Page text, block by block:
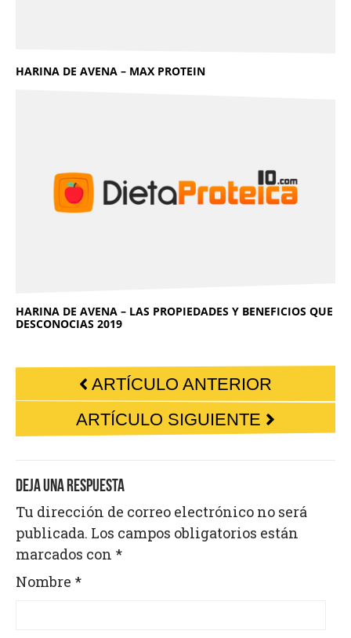
HARINA DE AVENA – MAX PROTEIN
HARINA DE AVENA – LAS PROPIEDADES Y BENEFICIOS QUE
DESCONOCIAS 2019
ARTÍCULO ANTERIOR
ARTÍCULO SIGUIENTE
DEJA UNA RESPUESTA
Tu dirección de correo electrónico no será
publicada. Los campos obligatorios están
marcados con *
Nombre *